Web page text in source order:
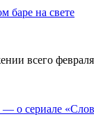
баре на свете
всего
о сериале